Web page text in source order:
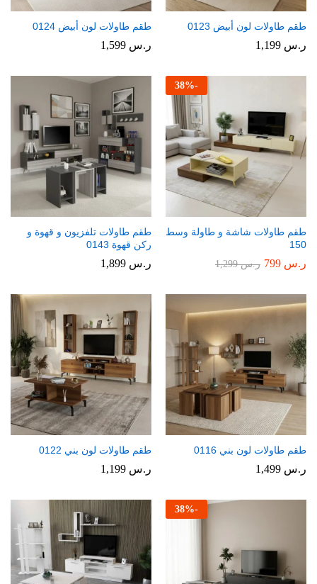
طقم طاولات لون أبيض 0123
ر.س
طقم طاولات لون أبيض 0124
ر.س
-
38%
طقم طاولات شاشة و طاولة وسط
150
ر.س ر.س1,299
طقم طاولات تلفزيون و قهوة و
ركن قهوة 0143
ر.س
طقم طاولات لون بني 0116
ر.س
طقم طاولات لون بني 0122
ر.س
-
38%